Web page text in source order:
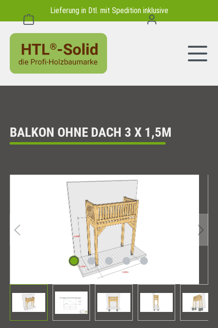
Lieferung in Dtl. mit Spedition inklusive
Warenkorb enthält 0 Positionen. Der Gesamtwert beträgt 0,00
BALKON OHNE DACH 3 X 1,5M
Bildergalerie überspringen